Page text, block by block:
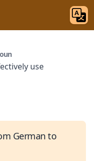
use
German to